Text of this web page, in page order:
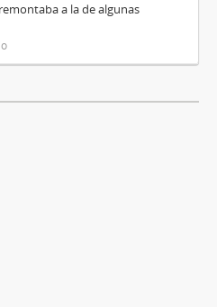
a la de algunas